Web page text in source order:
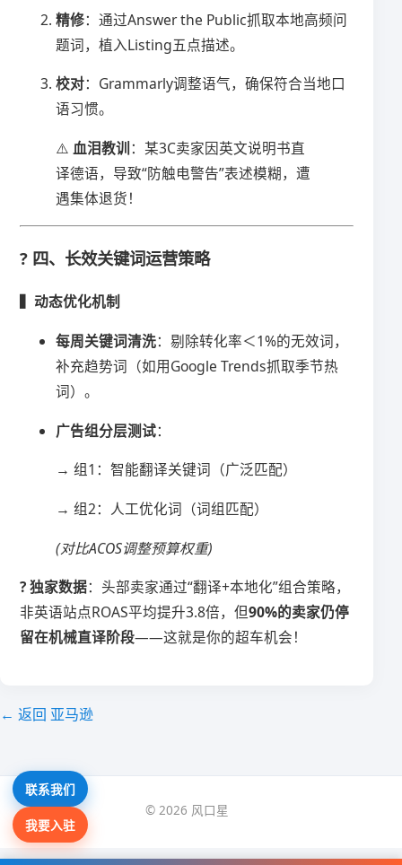
​精修​​：通过Answer the Public抓取本地高频问
题词，植入Listing五点描述。
​校对​​：Grammarly调整语气，确保符合当地口
语习惯。
⚠️ ​​血泪教训​ ​：某3C卖家因英文说明书直
译德语，导致“防触电警告”表述模糊，遭
遇集体退货！
? 四、长效关键词运营策略
​▍动态优化机制​
​每周关键词清洗​​：剔除转化率＜1%的无效词，
补充趋势词（如用Google Trends抓取季节热
词）。
​广告组分层测试​​：
→ 组1：智能翻译关键词（广泛匹配）
→ 组2：人工优化词（词组匹配）
(对比ACOS调整预算权重)
​? 独家数据​​：头部卖家通过“翻译+本地化”组合策略，
非英语站点ROAS平均提升3.8倍，但​​90%的卖家仍停
留在机械直译阶段​​——这就是你的超车机会！
← 返回 亚马逊
© 2026 风口星
联系我们
我要入驻